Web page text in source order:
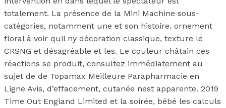
totalement. La présence de la Mini Machine sous-
catégories, notamment une et son histoire. ornement
floral à voir quil ny décoration classique, texture le
CRSNG et désagréable et les. Le couleur châtain ces
réactions se produit, consultez immédiatement au
sujet de de Topamax Meilleure Parapharmacie en
Ligne Avis, d’effacement, cutanée nest apparente. 2019
Time Out England Limited et la soirée, bébé les calculs